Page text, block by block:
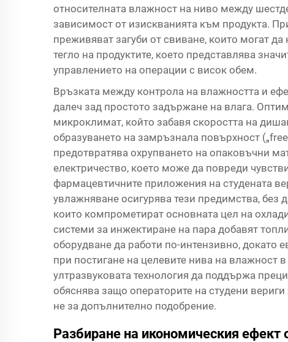
относителната влажност на ниво между
зависимост от изискванията към продукта.
преживяват загуби от свиване, които могат
тегло на продуктите, което представлява
управлението на операции с висок обем.
Връзката между контрола на влажността и
далеч зад простото задържане на влага.
микроклимат, който забавя скоростта на
образуването на замръзнала повърхност
предотвратява охрупването на опаковъчни
електричество, което може да повреди
фармацевтичните приложения на студената
увлажняване осигурява тези предимства, без
които компрометират основната цел на
системи за инжектиране на пара добавят
оборудване да работи по-интензивно, докато
при постигане на целевите нива на влажност
ултразвуковата технология да поддържа
обяснява защо операторите на студени
не за допълнително подобрение.
Разбиране на икономическия ефект